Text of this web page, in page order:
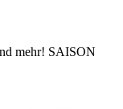
mehr! SAISON